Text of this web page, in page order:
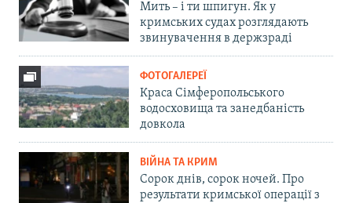
Мить – і ти шпигун. Як у
кримських судах розглядають
звинувачення в держзраді
ФОТОГАЛЕРЕЇ
Краса Сімферопольського
водосховища та занедбаність
довкола
ВІЙНА ТА КРИМ
Сорок днів, сорок ночей. Про
результати кримської операції з